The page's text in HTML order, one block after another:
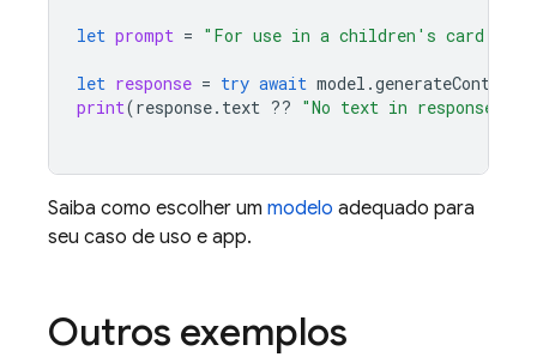
let prompt = "For use in a children's card
let response = try await model .generateContent
print(response. text ?? "No text in response."
Saiba como escolher um modelo adequado para
seu caso de uso e app.
Outros exemplos